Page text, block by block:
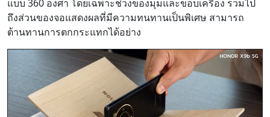
แบบ 360 องศา โดยเฉพาะช่วงของมุมและขอบเครื่อง รวมไป
ถึงส่วนของจอแสดงผลที่มีความทนทานเป็นพิเศษ สามารถ
ต้านทานการตกกระแทกได้อย่าง